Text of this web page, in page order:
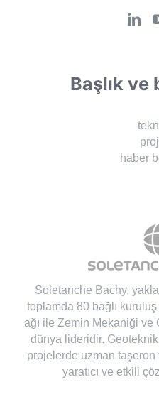
Başlık ve
haber
Soletanche Bachy,
toplamda 80 bağlı
ağı ile Zemin Mekaniği
dünya lideridir.
projelerde uzman
yaratıcı ve etkili